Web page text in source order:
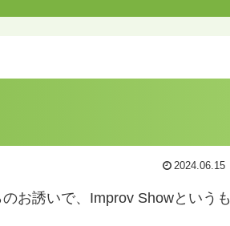
2024.06.15
お誘いで、Improv Showというも